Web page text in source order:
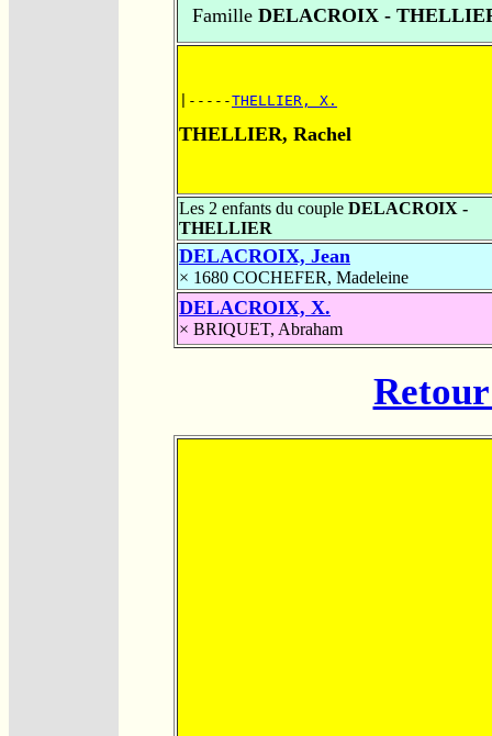
FamilleDELACROIX -
|-----THELLIER, X.
THELLIER, Rachel
Les 2 enfants du couple DELACROIX -
THELLIER
DELACROIX, Jean
× 1680 COCHEFER, Madeleine
DELACROIX, X.
× BRIQUET, Abraham